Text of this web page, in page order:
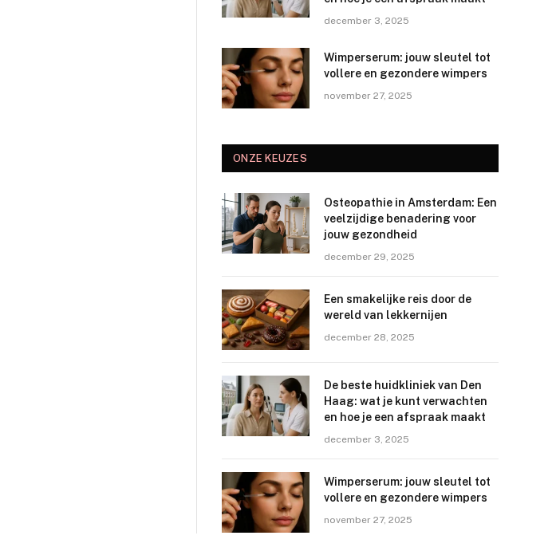
december 3, 2025
Wimperserum: jouw sleutel tot
vollere en gezondere wimpers
november 27, 2025
ONZE KEUZES
Osteopathie in Amsterdam: Een
veelzijdige benadering voor
jouw gezondheid
december 29, 2025
Een smakelijke reis door de
wereld van lekkernijen
december 28, 2025
De beste huidkliniek van Den
Haag: wat je kunt verwachten
en hoe je een afspraak maakt
december 3, 2025
Wimperserum: jouw sleutel tot
vollere en gezondere wimpers
november 27, 2025